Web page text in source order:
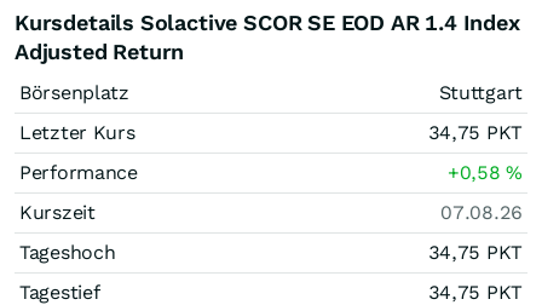
Kursdetails Solactive SCOR SE EOD AR 1.4 Index
Adjusted Return
Börsenplatz
Stuttgart
Letzter Kurs
34,75 PKT
Performance
+0,58%
Kurszeit
07.08.26
Tageshoch
34,75 PKT
Tagestief
34,75 PKT